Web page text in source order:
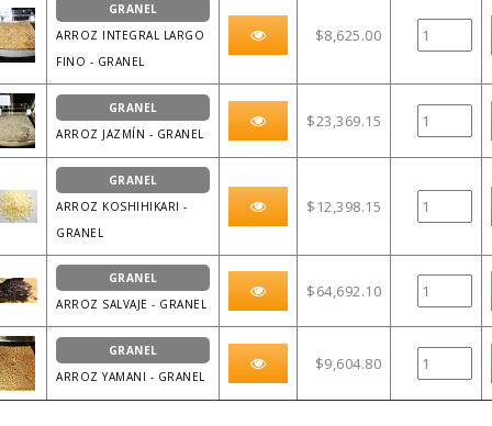
GRANEL
ARROZ INTEGRAL LARGO
FINO - GRANEL
$8,625.00
GRANEL
ARROZ JAZMÍN - GRANEL
$23,369.15
GRANEL
ARROZ KOSHIHIKARI -
GRANEL
$12,398.15
GRANEL
ARROZ SALVAJE - GRANEL
$64,692.10
GRANEL
ARROZ YAMANI - GRANEL
$9,604.80